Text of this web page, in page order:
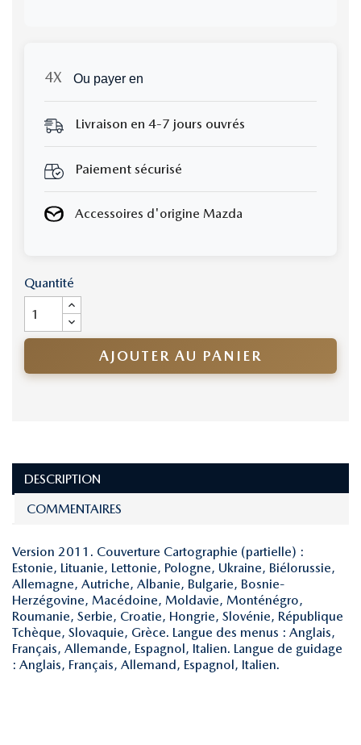
Ou payer en
Livraison en 4-7 jours ouvrés
Paiement sécurisé
Accessoires d'origine Mazda
Quantité
AJOUTER AU PANIER
DESCRIPTION
COMMENTAIRES
Version 2011. Couverture Cartographie (partielle) :
Estonie, Lituanie, Lettonie, Pologne, Ukraine, Biélorussie,
Allemagne, Autriche, Albanie, Bulgarie, Bosnie-
Herzégovine, Macédoine, Moldavie, Monténégro,
Roumanie, Serbie, Croatie, Hongrie, Slovénie, République
Tchèque, Slovaquie, Grèce. Langue des menus : Anglais,
Français, Allemande, Espagnol, Italien. Langue de guidage
: Anglais, Français, Allemand, Espagnol, Italien.